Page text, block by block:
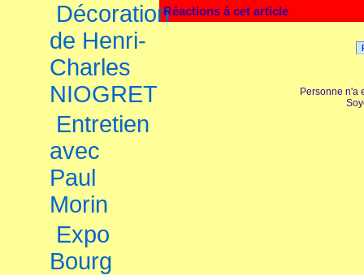
Décoration
de Henri-
Charles
NIOGRET
Entretien
avec
Paul
Morin
Expo
Bourg
Réactions à cet article
Personne n'a